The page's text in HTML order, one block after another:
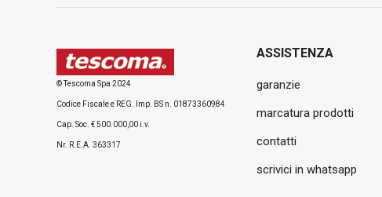
© Tescoma Spa 2024
Codice Fiscale e REG. Imp. BS n. 01873360984
Cap. Soc. € 500.000,00 i.v.
Nr. R.E.A. 363317
ASSISTENZA
garanzie
marcatura prodotti
contatti
scrivici in whatsapp